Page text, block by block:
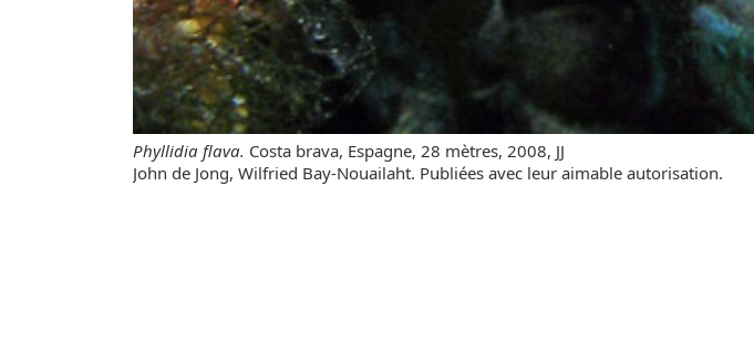
Phyllidia flava. Costa brava, Espagne, 28 mètres, 2008, JJ
John de Jong, Wilfried Bay-Nouailaht. Publiées avec leur aimable autorisation.